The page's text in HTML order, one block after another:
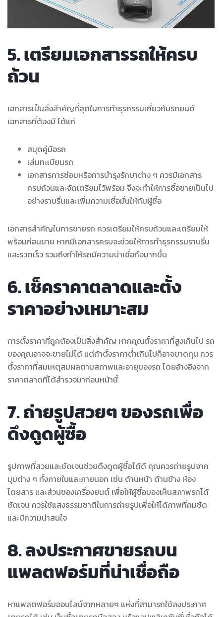
5. เตรียมเอกสารรถให้ครบ
ถ้วน
เอกสารเป็นสิ่งสำคัญที่สุดในการทำธุรกรรมเกี่ยวกับรถยนต์
เอกสารที่ต้องมี ได้แก่
สมุดคู่มือรถ
เล่มทะเบียนรถ
เอกสารการซ่อมหรือการบำรุงรักษาต่าง ๆ ควรมีเอกสาร
ครบถ้วนและจัดเตรียมไว้พร้อม จึงจะทำให้การซื้อขายเป็นไป
อย่างราบรื่นและเพิ่มความเชื่อมั่นให้กับผู้ซื้อ
เอกสารสำคัญในการขายรถ ควรเตรียมให้ครบถ้วนและเตรียมให้
พร้อมก่อนขาย หากมีเอกสารครบจะช่วยให้การทำธุรกรรมราบรื่น
และรวดเร็ว รวมถึงทำให้รถมีความน่าเชื่อถือมากขึ้น
6. เช็คราคาตลาดและตั้ง
ราคาอย่างเหมาะสม
การตั้งราคาที่ถูกต้องเป็นสิ่งสำคัญ หากคุณตั้งราคาที่สูงเกินไป รถ
ของคุณอาจจะขายไม่ได้ แต่ถ้าตั้งราคาต่ำเกินไปก็อาจขาดทุน ควร
ตั้งราคาที่สมเหตุสมผลตามสภาพและอายุของรถ โดยอ้างอิงจาก
ราคาตลาดที่ได้สำรวจมาก่อนหน้านี้
7. ถ่ายรูปสวยๆ ของรถเพื่อ
ดึงดูดผู้ซื้อ
รูปภาพที่สวยและชัดเจนช่วยดึงดูดผู้ซื้อได้ดี คุณควรถ่ายรูปจาก
มุมต่าง ๆ ทั้งภายในและภายนอก เช่น ด้านหน้า ด้านข้าง ห้อง
โดยสาร และส่วนของเครื่องยนต์ เพื่อให้ผู้ซื้อมองเห็นสภาพรถได้
ชัดเจน ควรใช้แสงธรรมชาติในการถ่ายรูปเพื่อให้ได้ภาพที่คมชัด
และมีความน่าสนใจ
8. ลงประกาศขายรถบน
แพลตฟอร์มที่น่าเชื่อถือ
หาแพลตฟอร์มออนไลน์จากหลายๆ แห่งที่สามารถใช้ลงประกาศ